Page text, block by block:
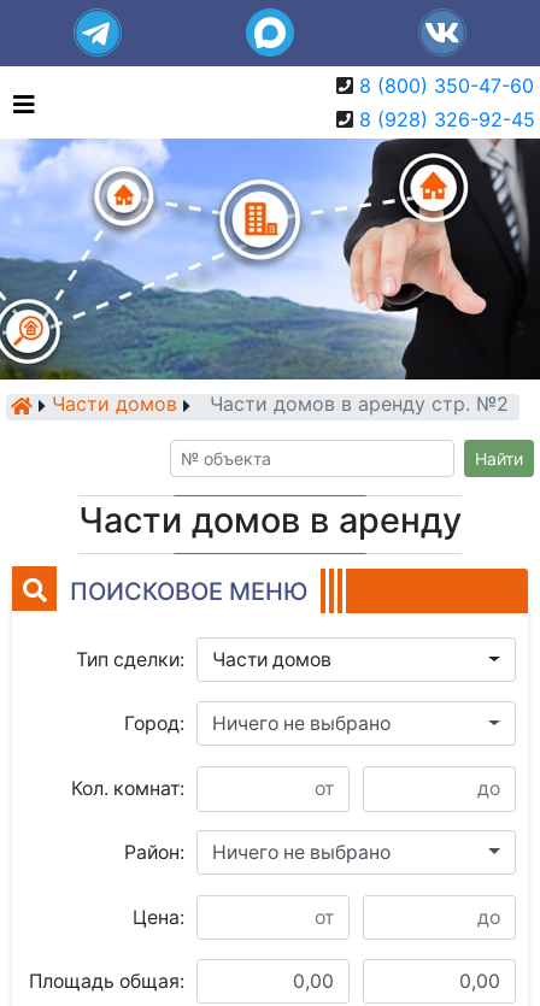
8 (800) 350-47-60
8 (928) 326-92-45
Части домов Части домов в аренду стр. №2
Найти
Части домов в аренду
ПОИСКОВОЕ МЕНЮ
Тип сделки: Части домов
Город: Ничего не выбрано
Кол. комнат:
Район: Ничего не выбрано
Цена:
Площадь общая: